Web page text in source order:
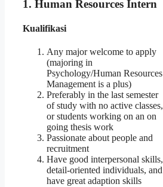
1. Human Resources Intern
Kualifikasi
Any major welcome to apply
(majoring in
Psychology/Human Resources
Management is a plus)
Preferably in the last semester
of study with no active classes,
or students working on an on
going thesis work
Passionate about people and
recruitment
Have good interpersonal skills,
detail-oriented individuals, and
have great adaption skills